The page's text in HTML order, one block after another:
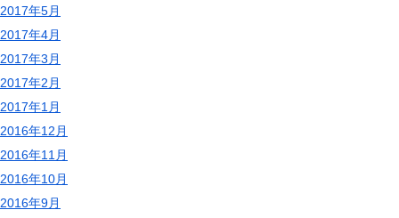
2017年5月
2017年4月
2017年3月
2017年2月
2017年1月
2016年12月
2016年11月
2016年10月
2016年9月